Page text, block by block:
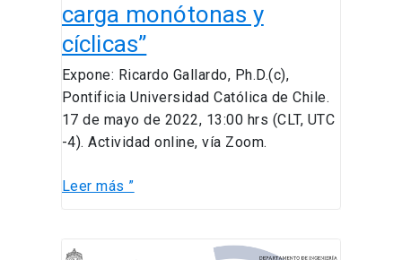
carga monótonas y
cíclicas”
Expone: Ricardo Gallardo, Ph.D.(c),
Pontificia Universidad Católica de Chile.
17 de mayo de 2022, 13:00 hrs (CLT, UTC
-4). Actividad online, vía Zoom.
cíclicas”
Leer más ”
Seminario: